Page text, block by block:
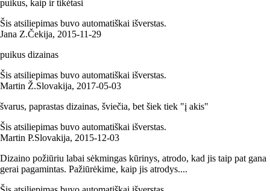
puikus, kaip ir tikėtasi
Šis atsiliepimas buvo automatiškai išverstas.
Jana Z.Čekija, 2015‑11‑29
puikus dizainas
Šis atsiliepimas buvo automatiškai išverstas.
Martin Ž.Slovakija, 2017‑05‑03
švarus, paprastas dizainas, šviečia, bet šiek tiek "į akis"
Šis atsiliepimas buvo automatiškai išverstas.
Martin P.Slovakija, 2015‑12‑03
Dizaino požiūriu labai sėkmingas kūrinys, atrodo, kad jis taip pat gana
gerai pagamintas. Pažiūrėkime, kaip jis atrodys....